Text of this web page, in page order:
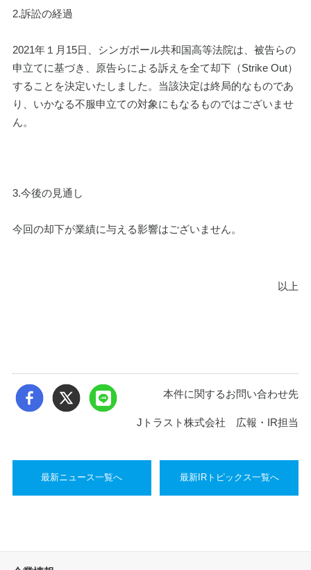
2.訴訟の経過
2021年１月15日、シンガポール共和国高等法院は、被告らの
申立てに基づき、原告らによる訴えを全て却下（Strike Out）
することを決定いたしました。当該決定は終局的なものであ
り、いかなる不服申立ての対象にもなるものではございませ
ん。
3.今後の見通し
今回の却下が業績に与える影響はございません。
以上
本件に関するお問い合わせ先
Jトラスト株式会社 広報・IR担当
最新ニュース一覧へ 最新IRトピックス一覧へ